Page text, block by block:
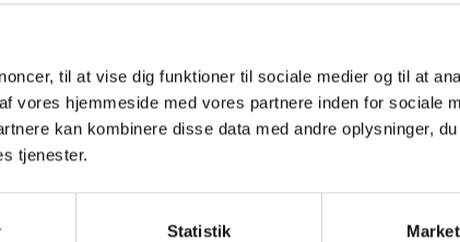
til at vise dig funktioner til sociale medier og til at
vores hjemmeside med vores partnere inden for sociale
kan kombinere disse data med andre oplysninger,
tjenester.
Statistik
Fredag: 7.00-13.00